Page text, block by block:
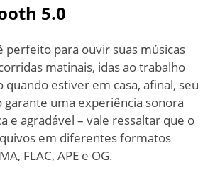
5.0
perfeito para ouvir suas músicas
matinais, idas ao trabalho
quando estiver em casa, afinal, seu
garante uma experiência sonora
e agradável – vale ressaltar que o
em diferentes formatos
FLAC, APE e OG.